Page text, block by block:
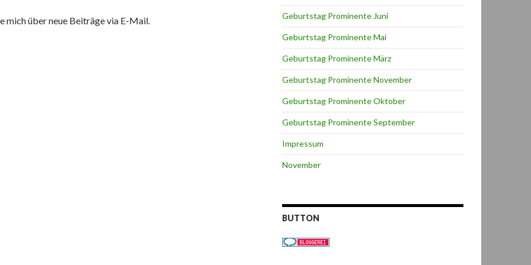
mich über neue Beiträge via E-Mail. Geburtstag Prominente Juni
Geburtstag Prominente Mai
Geburtstag Prominente März
Geburtstag Prominente November
Geburtstag Prominente Oktober
Geburtstag Prominente September
Impressum
November
BUTTON